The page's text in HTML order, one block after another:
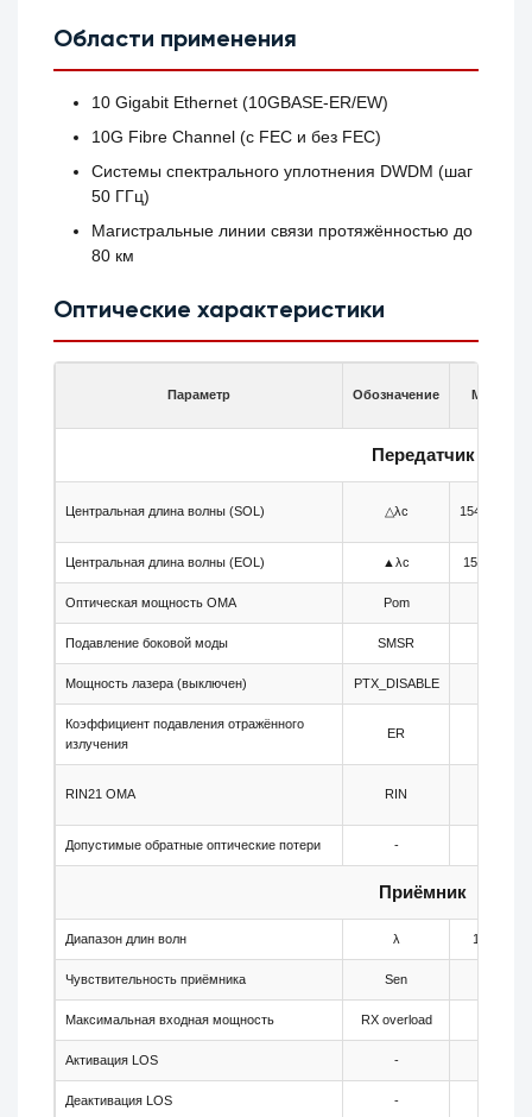
Области применения
10 Gigabit Ethernet (10GBASE-ER/EW)
10G Fibre Channel (с FEC и без FEC)
Системы спектрального уплотнения DWDM (шаг
50 ГГц)
Магистральные линии связи протяжённостью до
80 км
Оптические характеристики
Параметр Обозначение Мин.
Передатчик
Центральная длина волны (SOL) △λc 1544.105
Центральная длина волны (EOL) ▲λc 1544.03
Оптическая мощность OMA Pom
Подавление боковой моды SMSR
Мощность лазера (выключен) PTX_DISABLE
Коэффициент подавления отражённого
излучения
ER
RIN21 OMA RIN
Допустимые обратные оптические потери -
Приёмник
Диапазон длин волн λ 1260
Чувствительность приёмника Sen
Максимальная входная мощность RX overload
Активация LOS -
Деактивация LOS -